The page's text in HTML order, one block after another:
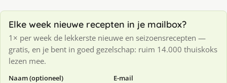
Elke week nieuwe recepten in je mailbox?
1× per week de lekkerste nieuwe en seizoensrecepten —
gratis, en je bent in goed gezelschap: ruim 14.000 thuiskoks
lezen mee.
Naam (optioneel) E-mail